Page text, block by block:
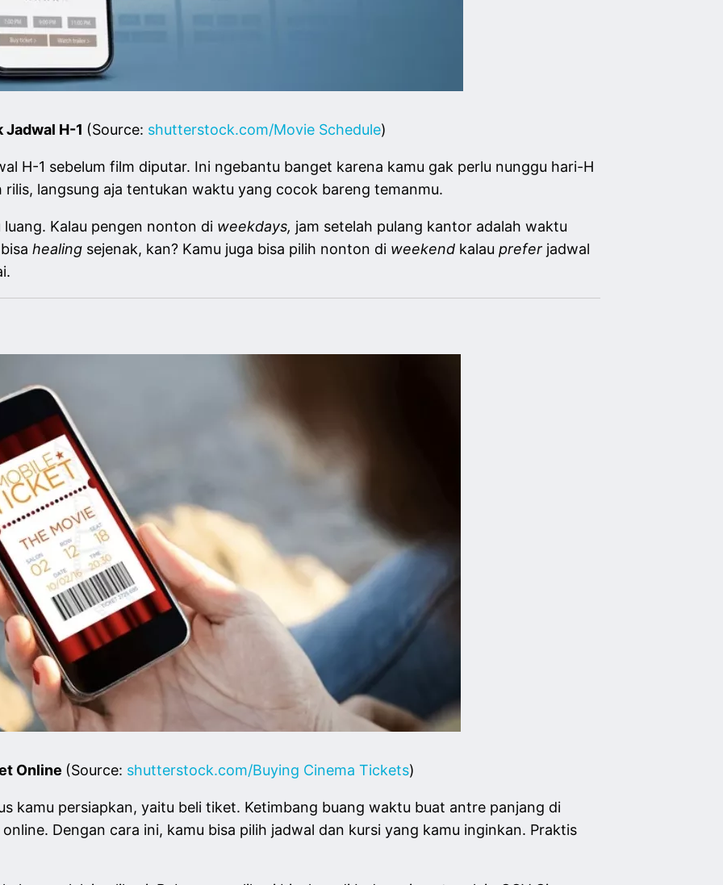
Jadwal H-1 (Source: shutterstock.com/Movie Schedule)
H-1 sebelum film diputar. Ini ngebantu banget karena kamu gak perlu nunggu hari-H
langsung aja tentukan waktu yang cocok bareng temanmu.
Kalau pengen nonton di weekdays, jam setelah pulang kantor adalah waktu
healing sejenak, kan? Kamu juga bisa pilih nonton di weekend kalau prefer jadwal
Online (Source: shutterstock.com/Buying Cinema Tickets)
kamu persiapkan, yaitu beli tiket. Ketimbang buang waktu buat antre panjang di
Dengan cara ini, kamu bisa pilih jadwal dan kursi yang kamu inginkan. Praktis